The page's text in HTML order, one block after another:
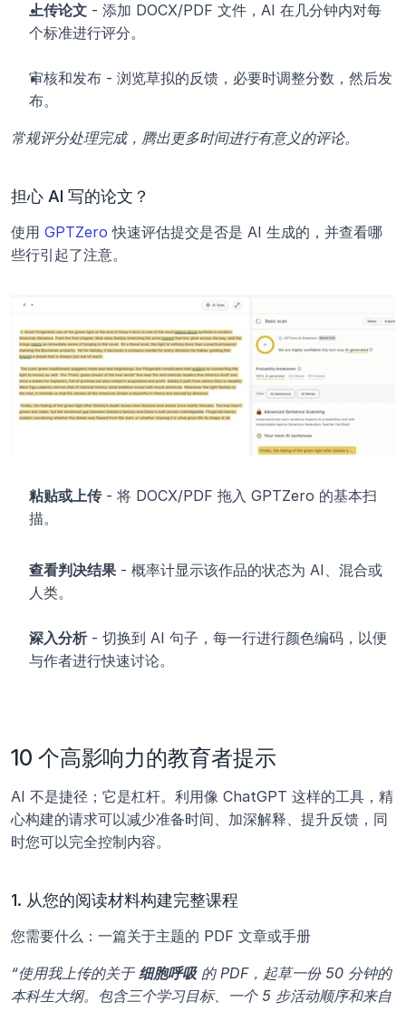
上传论文 - 添加 DOCX/PDF 文件，AI 在几分钟内对每
个标准进行评分。
审核和发布 - 浏览草拟的反馈，必要时调整分数，然后发
布。
常规评分处理完成，腾出更多时间进行有意义的评论。
担心 AI 写的论文？
使用 GPTZero 快速评估提交是否是 AI 生成的，并查看哪
些行引起了注意。
粘贴或上传 - 将 DOCX/PDF 拖入 GPTZero 的基本扫
描。
查看判决结果 - 概率计显示该作品的状态为 AI、混合或
人类。
深入分析 - 切换到 AI 句子，每一行进行颜色编码，以便
与作者进行快速讨论。
10 个高影响力的教育者提示
AI 不是捷径；它是杠杆。利用像 ChatGPT 这样的工具，精
心构建的请求可以减少准备时间、加深解释、提升反馈，同
时您可以完全控制内容。
1. 从您的阅读材料构建完整课程
您需要什么：一篇关于主题的 PDF 文章或手册
“使用我上传的关于 细胞呼吸 的 PDF，起草一份 50 分钟的
本科生大纲。包含三个学习目标、一个 5 步活动顺序和来自